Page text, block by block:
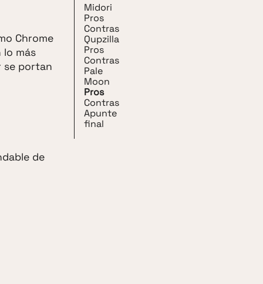
Chrome
más
se portan
de
Midori
Pros
Contras
Qupzilla
Pros
Contras
Pale
Moon
Pros
Contras
Apunte
final